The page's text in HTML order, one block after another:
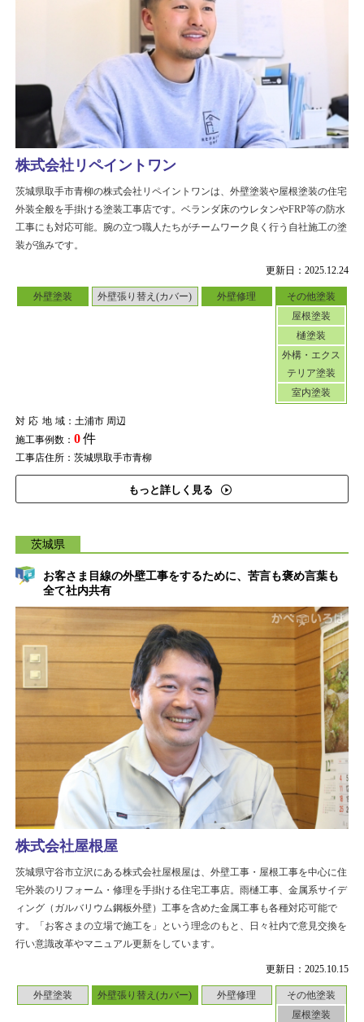
更新日：2025.12.24
外壁塗装 外壁張り替え(カバー) 外壁修理
その他塗装
屋根塗装
樋塗装
外構・エクス
テリア塗装
室内塗装
対応地域：土浦市 周辺
施工事例数： 0件
工事店住所：茨城県取手市青柳
もっと詳しく見る
株式会社リペイントワン
茨城県取手市青柳の株式会社リペイントワンは、外壁塗装や屋根塗装の住宅
外装全般を手掛ける塗装工事店です。ベランダ床のウレタンやFRP等の防水
工事にも対応可能。腕の立つ職人たちがチームワーク良く行う自社施工の塗
装が強みです。
茨城県
お客さま目線の外壁工事をするために、苦言も褒め言葉も
全て社内共有
更新日：2025.10.15
外壁塗装 外壁張り替え(カバー) 外壁修理
その他塗装
屋根塗装
株式会社屋根屋
茨城県守谷市立沢にある株式会社屋根屋は、外壁工事・屋根工事を中心に住
宅外装のリフォーム・修理を手掛ける住宅工事店。雨樋工事、金属系サイデ
ィング（ガルバリウム鋼板外壁）工事を含めた金属工事も各種対応可能で
す。「お客さまの立場で施工を」という理念のもと、日々社内で意見交換を
行い意識改革やマニュアル更新をしています。